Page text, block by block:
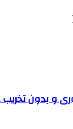
و بدون